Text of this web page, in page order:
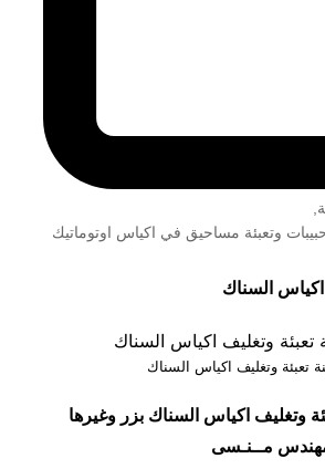
,
وتعبئة مساحيق في اكياس اوتوماتيك
اكياس السناك
تعبئة وتغليف اكياس السناك
وتغليف اكياس السناك بزر وغيرها